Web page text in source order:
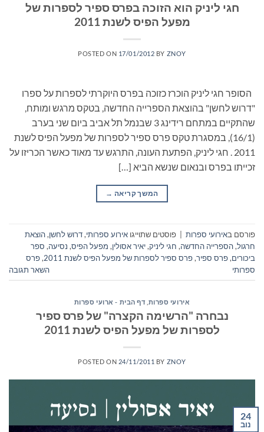
חגי ליניק הוא הזוכה בפרס ספיר לספרות של
מפעל הפיס לשנת 2011
POSTED ON 17/01/2012 BY ZNOY
הסופר חגי ליניק הוכרז כזוכה בפרס היוקרתי לספרות על ספרו
"דרוש לחשן" בהוצאת הספרייה החדשה, בטקס מרגש ומותח,
שהתקיים במתחם רידינג 3 שבנמל תל אביב ביום שני בערב
(16/1), במסגרת טקס פרס ספיר לספרות של מפעל הפיס לשנת
2011 . חגי ליניק, הפתעת העונה, התרגש עד מאוד כאשר הכריזו על
זכייתו בפרס ובנאום שנשא הביא […]
המשך קריאה →
פורסם באירועי ספרות פוסטים שתוייגו אירוע ספרותי,דרוש לחשן,הוצאת
חרגול,הספרייה החדשה, חגי ליניק,יאיר אסולין, מפעל הפיס, נסיעה, ספר
ביכורים,פרס ספיר,פרס ספיר לספרות של מפעל הפיס לשנת 2011 ,פרס
ספרותי
השאר תגובה
אירועי ספרות דף הבית - ארועי ספרות
נבחרה "הרשימה הקצרה" של פרס ספיר
לספרות של מפעל הפיס לשנת 2011
POSTED ON 24/11/2011 BY ZNOY
24
נוב